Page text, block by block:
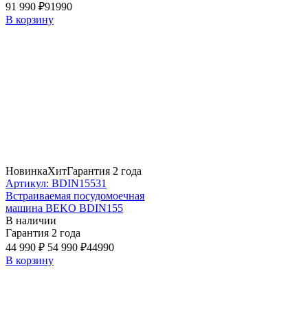
91 990 ₽91990
В корзину
НовинкаХитГарантия 2 года
Артикул: BDIN15531
Встраиваемая посудомоечная
машина BEKO BDIN155
В наличии
Гарантия 2 года
44 990 ₽ 54 990 ₽44990
В корзину